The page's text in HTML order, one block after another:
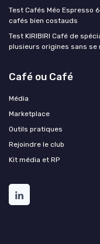
Test Cafés Méo Espresso
cafés bien costauds
Test KIRIBIRI Café de
plusieurs origines sans se
Café ou Café
Média
Marketplace
Outils pratiques
Rejoindre le club
Kit média et RP